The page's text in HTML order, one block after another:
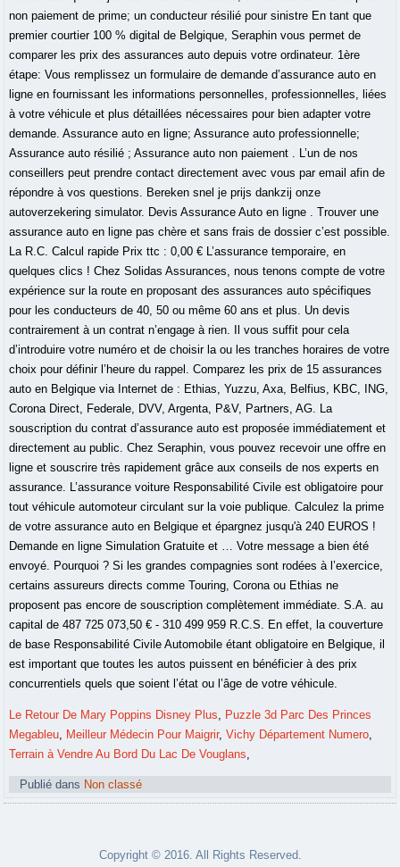
Le Retour De Mary Poppins Disney Plus, Puzzle 3d Parc Des Princes
Megableu, Meilleur Médecin Pour Maigrir,Vichy Département Numero,
Terrain à Vendre Au Bord Du Lac De Vouglans,
Publié dans Non classé
Copyright © 2016. All Rights Reserved.